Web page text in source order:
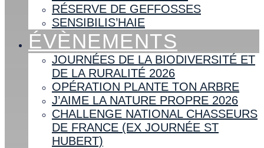
RÉSERVE DE GEFFOSSES
SENSIBILIS’HAIE
ÉVÈNEMENTS
JOURNÉES DE LA BIODIVERSITÉ ET
DE LA RURALITÉ 2026
OPÉRATION PLANTE TON ARBRE
J’AIME LA NATURE PROPRE 2026
CHALLENGE NATIONAL CHASSEURS
DE FRANCE (EX JOURNÉE ST
HUBERT)